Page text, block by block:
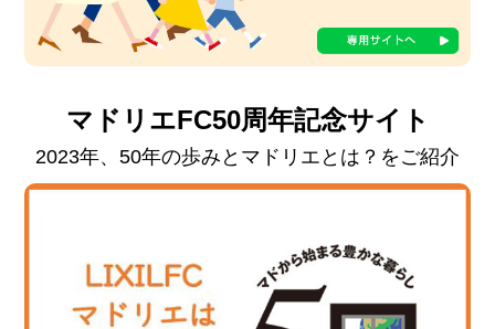
マドリエFC50周年記念サイト
2023年、50年の歩みとマドリエとは？をご紹介